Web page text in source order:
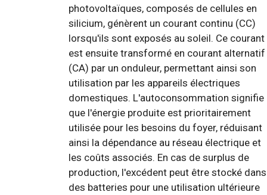
photovoltaïques, composés de cellules en
silicium, génèrent un courant continu (CC)
lorsqu'ils sont exposés au soleil. Ce courant
est ensuite transformé en courant alternatif
(CA) par un onduleur, permettant ainsi son
utilisation par les appareils électriques
domestiques. L'autoconsommation signifie
que l'énergie produite est prioritairement
utilisée pour les besoins du foyer, réduisant
ainsi la dépendance au réseau électrique et
les coûts associés. En cas de surplus de
production, l'excédent peut être stocké dans
des batteries pour une utilisation ultérieure